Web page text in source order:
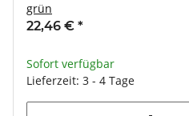
grün
22,46 € *
Sofort verfügbar
Lieferzeit: 3 - 4 Tage